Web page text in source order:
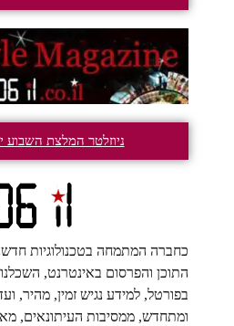
ניוזלטר המלצת השבוע
כחברה המתמחה בטכנולוגיות
התוכן והפרסום באינטרנט,
בפורטל, למידע נגיש זמין, מהיר,
ומתחדש, ממסיבות העיתונאים,